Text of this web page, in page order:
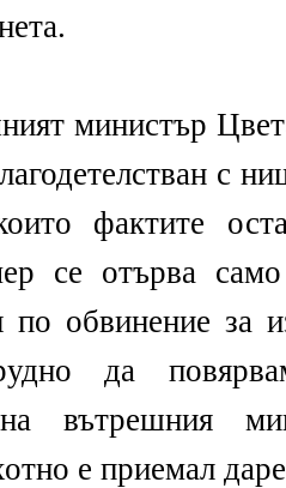
министър
с
фактите
се отърва
по обвинение за
да
на вътрешния
е приемал